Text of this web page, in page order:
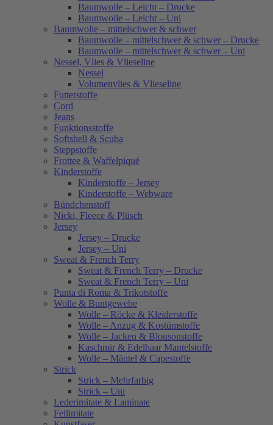
Baumwolle – Leicht – Drucke
Baumwolle – Leicht – Uni
Baumwolle – mittelschwer & schwer
Baumwolle – mittelschwer & schwer – Drucke
Baumwolle – mittelschwer & schwer – Uni
Nessel, Vlies & Vlieseline
Nessel
Volumenvlies & Vlieseline
Futterstoffe
Cord
Jeans
Funktionsstoffe
Softshell & Scuba
Steppstoffe
Frottee & Waffelpiqué
Kinderstoffe
Kinderstoffe – Jersey
Kinderstoffe – Webware
Bündchenstoff
Nicki, Fleece & Plüsch
Jersey
Jersey – Drucke
Jersey – Uni
Sweat & French Terry
Sweat & French Terry – Drucke
Sweat & French Terry – Uni
Punta di Roma & Trikotstoffe
Wolle & Buntgewebe
Wolle – Röcke & Kleiderstoffe
Wolle – Anzug & Kostümstoffe
Wolle – Jacken & Blousonstoffe
Kaschmir & Edelhaar Mantelstoffe
Wolle – Mäntel & Capestoffe
Strick
Strick – Mehrfarbig
Strick – Uni
Lederimitate & Laminate
Fellimitate